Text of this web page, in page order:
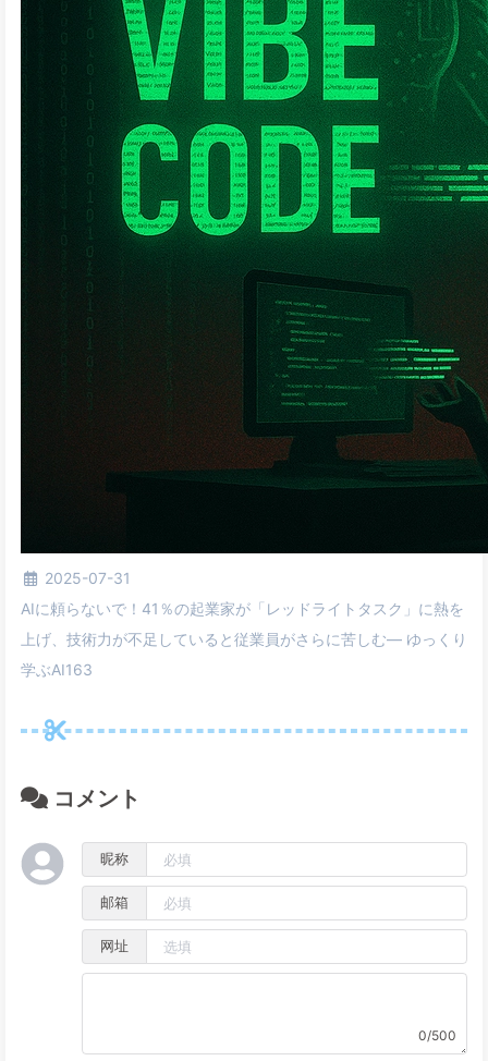
2025-07-31
AIに頼らないで！41％の起業家が「レッドライトタスク」に熱を
上げ、技術力が不足していると従業員がさらに苦しむ— ゆっくり
学ぶAI163
コメント
昵称
邮箱
网址
0/500